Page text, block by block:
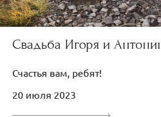
Свадьба Игоря и
Счастья вам, ребят!
20 июля 2023